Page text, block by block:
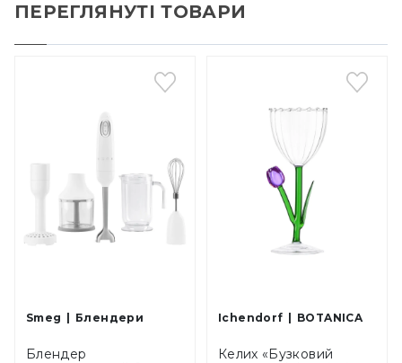
ПЕРЕГЛЯНУТІ ТОВАРИ
Smeg Блендери
Блендер
Ichendorf BOTANICA
Келих «Бузковий